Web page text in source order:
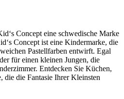
Concept eine schwedische Marke
Concept ist eine Kindermarke, die
Pastellfarben entwirft. Egal
für einen kleinen Jungen, die
Entdecken Sie Küchen,
die die Fantasie Ihrer Kleinsten